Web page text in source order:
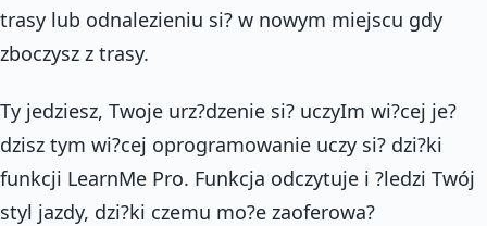
trasy lub odnalezieniu si? w nowym miejscu gdy
zboczysz z trasy.
Ty jedziesz, Twoje urz?dzenie si? uczyIm wi?cej je?
dzisz tym wi?cej oprogramowanie uczy si? dzi?ki
funkcji LearnMe Pro. Funkcja odczytuje i ?ledzi Twój
styl jazdy, dzi?ki czemu mo?e zaoferowa?